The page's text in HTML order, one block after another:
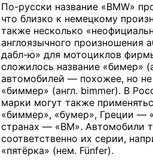
По-русски название «BMW»
что близко к немецкому
также несколько
англоязычного произношения
дабл-ю» для мотоциклов
сложилось название «бимер»
автомобилей — похожее, но не
«биммер» (англ. bimmer). В
марки могут также
«биммер», «бумер», Греции —
странах — «BM». Автомобили
соответственно их серии,
«пятёрка» (нем. Fünfer).